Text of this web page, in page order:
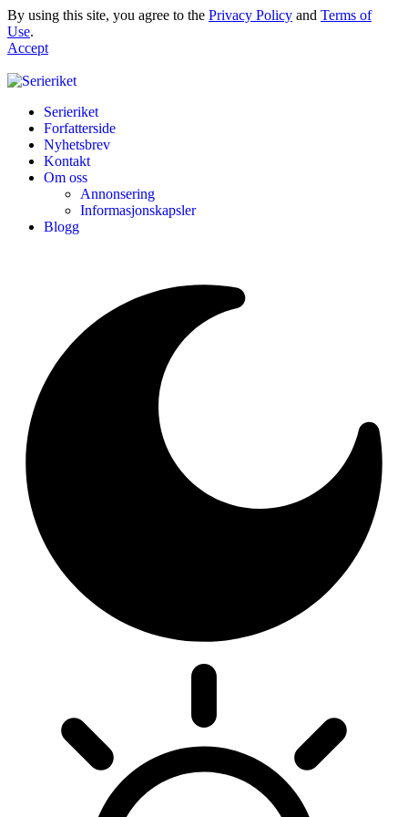
By using this site, you agree to the Privacy Policy and Terms of
Use.
Accept
Serieriket
Forfatterside
Nyhetsbrev
Kontakt
Om oss
Annonsering
Informasjonskapsler
Blogg